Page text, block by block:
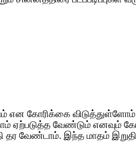
என கோரிக்கை
ஏற்படுத்த வேண்டும் எனவும்
வேண்டாம். இந்த மாதம் இறுதி